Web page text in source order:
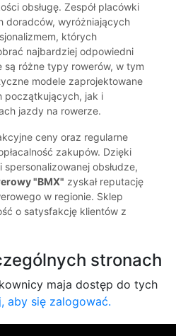
obsługę. Zespół placówki
doradców, wyróżniających
których
najbardziej odpowiedni
są różne typy rowerów, w tym
modele zaprojektowane
początkujących, jak i
jazdy na rowerze.
ceny oraz regularne
zakupów. Dzięki
obsłudze,
"BMX" zyskał reputację
w regionie. Sklep
o satysfakcję klientów z
stronach
maja dostęp do tych
aby się zalogować.